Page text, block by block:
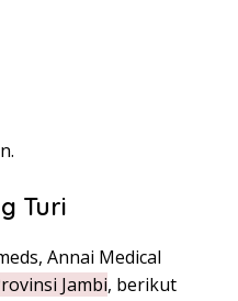
Turi
Annai Medical
Jambi, berikut